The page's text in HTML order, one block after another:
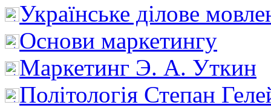
Українське ділове
Основи маркетингу
Маркетинг Э. А. Уткин
Політологія Степан